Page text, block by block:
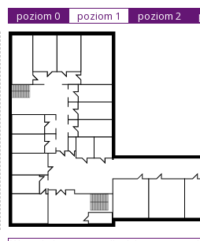
poziom 0 poziom 1 poziom 2